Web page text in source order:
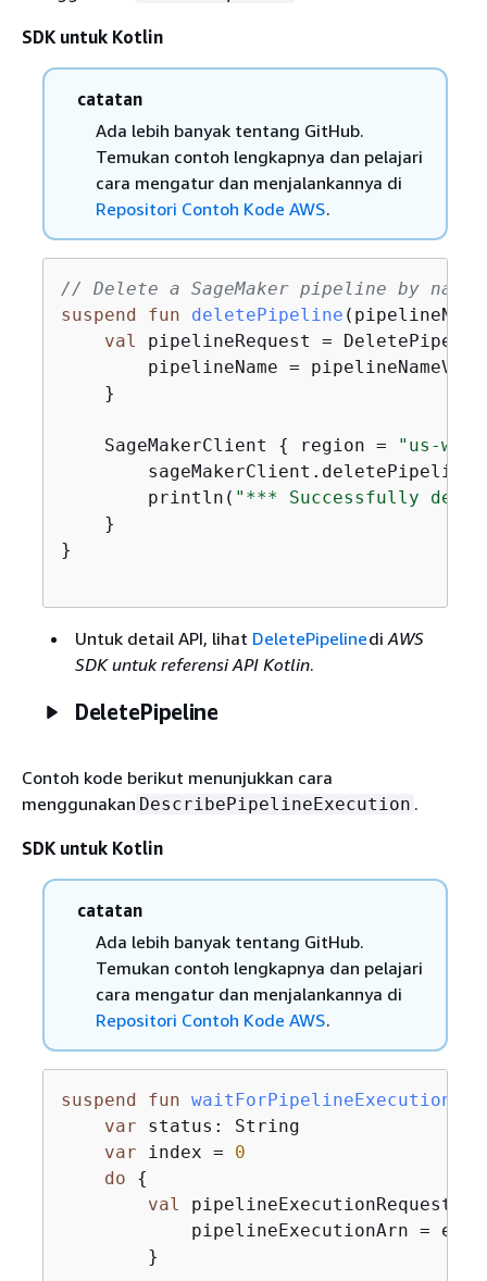
SDK untuk Kotlin
catatan
Ada lebih banyak tentang GitHub.
Temukan contoh lengkapnya dan pelajari
cara mengatur dan menjalankannya di
Repositori Contoh Kode AWS.
// Delete a SageMaker pipeline by name.
suspend
fun deletePipeline
val pipelineRequest =
        pipelineName = pipelineNameVal
    }
    SageMakerClient
{ region =
"us-
        println(
"*** Successfully
    }
}
Untuk detail API, lihat DeletePipelinediAWS
SDK untuk referensi API Kotlin.
DeletePipeline
Contoh kode berikut menunjukkan cara
menggunakan DescribePipelineExecution .
SDK untuk Kotlin
catatan
Ada lebih banyak tentang GitHub.
Temukan contoh lengkapnya dan pelajari
cara mengatur dan menjalankannya di
Repositori Contoh Kode AWS.
suspend fun waitForPipelineExecution
var status: String
var index = 0
do
{
val pipelineExecutionRequest
pipelineExecutionArn =
        }